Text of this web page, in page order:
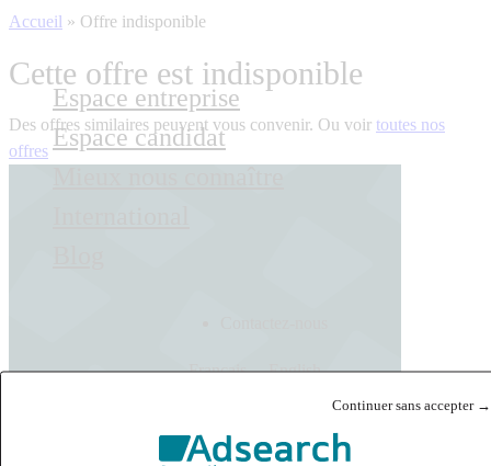
Continuer sans accepter →
Espace entreprise
Espace candidat
Français English
Accueil » Offre indisponible
Cette offre est indisponible
Des offres similaires peuvent vous convenir. Ou voir toutes nos
offres